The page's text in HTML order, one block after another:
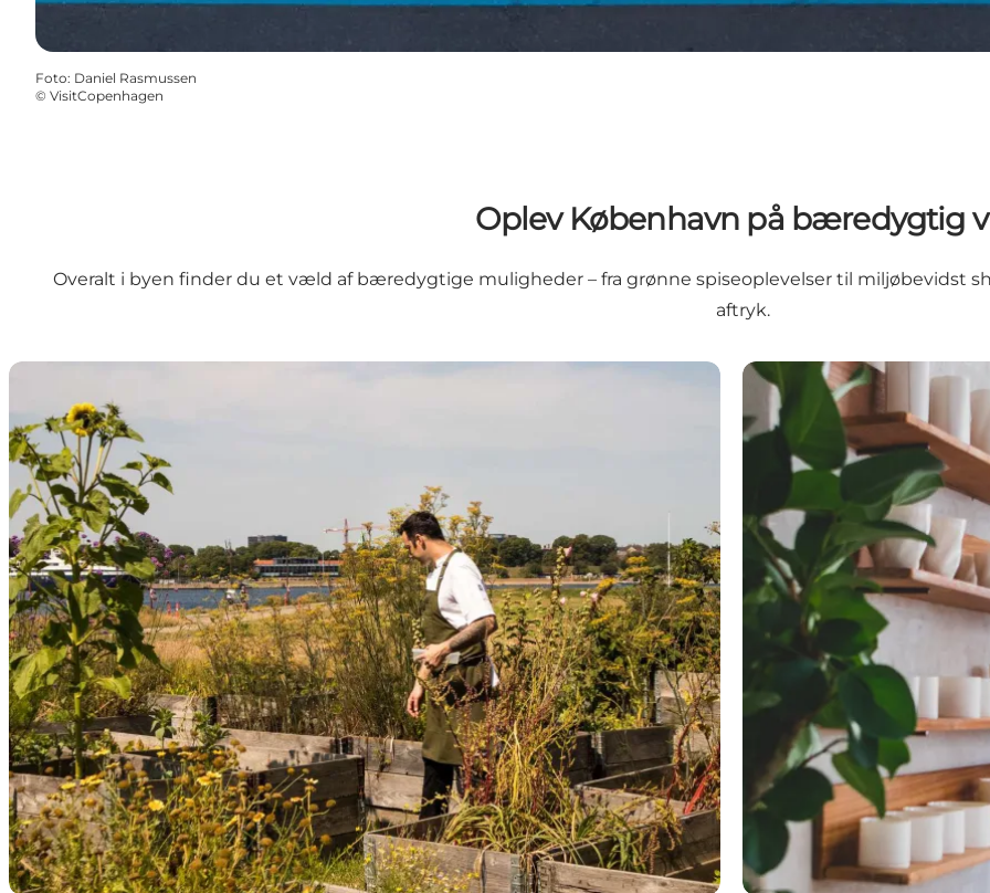
Foto: Daniel Rasmussen
© VisitCopenhagen
Oplev København på bæredygtig
Overalt i byen finder du et væld af bæredygtige muligheder – fra grønne spiseoplevelser til miljøbevidst
aftryk.
De særligt bæredygtige spisesteder i København